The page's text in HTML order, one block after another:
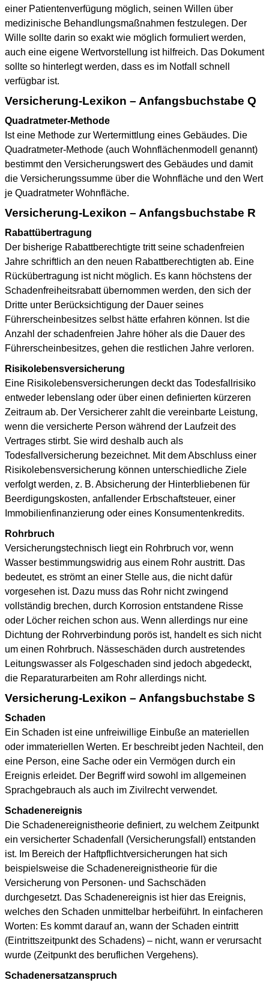
einer Patientenverfügung möglich, seinen Willen über
medizinische Behandlungsmaßnahmen festzulegen. Der
Wille sollte darin so exakt wie möglich formuliert werden,
auch eine eigene Wertvorstellung ist hilfreich. Das Dokument
sollte so hinterlegt werden, dass es im Notfall schnell
verfügbar ist.
Versicherung-Lexikon – Anfangsbuchstabe Q
Quadratmeter-Methode
Ist eine Methode zur Wertermittlung eines Gebäudes. Die
Quadratmeter-Methode (auch Wohnflächenmodell genannt)
bestimmt den Versicherungswert des Gebäudes und damit
die Versicherungssumme über die Wohnfläche und den Wert
je Quadratmeter Wohnfläche.
Versicherung-Lexikon – Anfangsbuchstabe R
Rabattübertragung
Der bisherige Rabattberechtigte tritt seine schadenfreien
Jahre schriftlich an den neuen Rabattberechtigten ab. Eine
Rückübertragung ist nicht möglich. Es kann höchstens der
Schadenfreiheitsrabatt übernommen werden, den sich der
Dritte unter Berücksichtigung der Dauer seines
Führerscheinbesitzes selbst hätte erfahren können. Ist die
Anzahl der schadenfreien Jahre höher als die Dauer des
Führerscheinbesitzes, gehen die restlichen Jahre verloren.
Risikolebensversicherung
Eine Risikolebensversicherungen deckt das Todesfallrisiko
entweder lebenslang oder über einen definierten kürzeren
Zeitraum ab. Der Versicherer zahlt die vereinbarte Leistung,
wenn die versicherte Person während der Laufzeit des
Vertrages stirbt. Sie wird deshalb auch als
Todesfallversicherung bezeichnet. Mit dem Abschluss einer
Risikolebensversicherung können unterschiedliche Ziele
verfolgt werden, z. B. Absicherung der Hinterbliebenen für
Beerdigungskosten, anfallender Erbschaftsteuer, einer
Immobilienfinanzierung oder eines Konsumentenkredits.
Rohrbruch
Versicherungstechnisch liegt ein Rohrbruch vor, wenn
Wasser bestimmungswidrig aus einem Rohr austritt. Das
bedeutet, es strömt an einer Stelle aus, die nicht dafür
vorgesehen ist. Dazu muss das Rohr nicht zwingend
vollständig brechen, durch Korrosion entstandene Risse
oder Löcher reichen schon aus. Wenn allerdings nur eine
Dichtung der Rohrverbindung porös ist, handelt es sich nicht
um einen Rohrbruch. Nässeschäden durch austretendes
Leitungswasser als Folgeschaden sind jedoch abgedeckt,
die Reparaturarbeiten am Rohr allerdings nicht.
Versicherung-Lexikon – Anfangsbuchstabe S
Schaden
Ein Schaden ist eine unfreiwillige Einbuße an materiellen
oder immateriellen Werten. Er beschreibt jeden Nachteil, den
eine Person, eine Sache oder ein Vermögen durch ein
Ereignis erleidet. Der Begriff wird sowohl im allgemeinen
Sprachgebrauch als auch im Zivilrecht verwendet.
Schadenereignis
Die Schadenereignistheorie definiert, zu welchem Zeitpunkt
ein versicherter Schadenfall (Versicherungsfall) entstanden
ist. Im Bereich der Haftpflichtversicherungen hat sich
beispielsweise die Schadenereignistheorie für die
Versicherung von Personen- und Sachschäden
durchgesetzt. Das Schadenereignis ist hier das Ereignis,
welches den Schaden unmittelbar herbeiführt. In einfacheren
Worten: Es kommt darauf an, wann der Schaden eintritt
(Eintrittszeitpunkt des Schadens) – nicht, wann er verursacht
wurde (Zeitpunkt des beruflichen Vergehens).
Schadenersatzanspruch